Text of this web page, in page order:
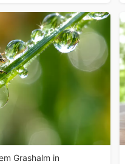
Grashalm in